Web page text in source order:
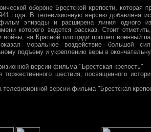
обороне Брестской крепости, которая
года. В телевизионную версию добавлена
эпизоды и расширена линия одного
которого ведется рассказ. Стоит
войны, на Красной площади прошел военный
оказал моральное воздействие большой
подъему и укреплению веры в
версии фильма "Брестская крепость"
шествия, посвященного
телевизионной версии фильма "Брестская